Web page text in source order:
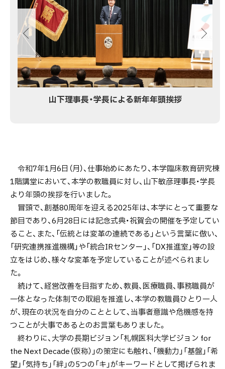
ド
集
山下理事長・学長による新年年頭挨拶
令和7年1月6日（月）、仕事始めにあたり、本学臨床教育研究棟
1階講堂において、本学の教職員に対し、山下敏彦理事長・学長
より年頭の挨拶を行いました。
冒頭で、創基80周年を迎える2025年は、本学にとって重要な
節目であり、6月28日には記念式典・祝賀会の開催を予定してい
ること、また、「伝統とは変革の連続である」という言葉に倣い、
「研究連携推進機構」や「統合IRセンター」、「DX推進室」等の設
立をはじめ、様々な変革を予定していることが述べられまし
た。
続けて、経営改善を目指すため、教員、医療職員、事務職員が
一体となった体制での取組を推進し、本学の教職員ひとり一人
が、現在の状況を自分のこととして、当事者意識や危機感を持
つことが大事であるとのお言葉もありました。
終わりに、大学の長期ビジョン「札幌医科大学ビジョン for
the Next Decade（仮称）」の策定にも触れ、「機動力」「基盤」「希
望」「気持ち」「絆」の5つの「キ」がキーワードとして掲げられま